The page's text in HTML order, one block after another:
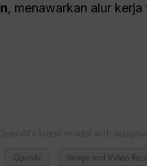
, menawarkan alur